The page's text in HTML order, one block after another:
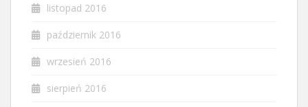
listopad 2016
październik 2016
wrzesień 2016
sierpień 2016